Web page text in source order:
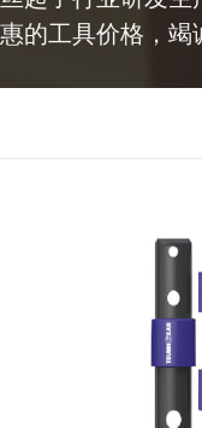
的工具价格，竭